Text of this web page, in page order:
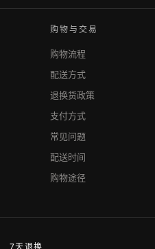
购物与交易
购物流程
配送方式
退换货政策
支付方式
常见问题
配送时间
购物途径
7天退换